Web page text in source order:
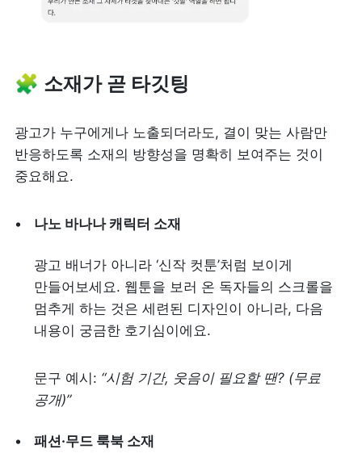
🧩 소재가 곧 타깃팅
광고가 누구에게나 노출되더라도, 결이 맞는 사람만
반응하도록 소재의 방향성을 명확히 보여주는 것이
중요해요.
나노 바나나 캐릭터 소재
광고 배너가 아니라 ‘신작 컷툰’처럼 보이게
만들어보세요. 웹툰을 보러 온 독자들의 스크롤을
멈추게 하는 것은 세련된 디자인이 아니라, 다음
내용이 궁금한 호기심이에요.
문구 예시: “시험 기간, 웃음이 필요할 땐? (무료
공개)”
패션·무드 룩북 소재